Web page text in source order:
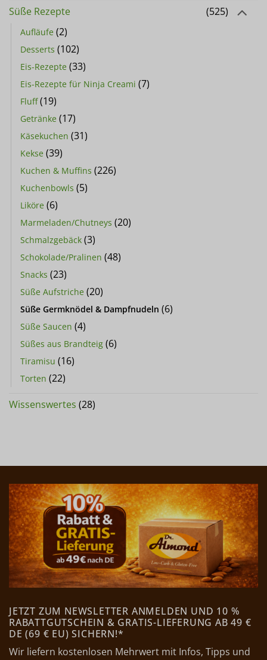
Süße Rezepte
(525)
Aufläufe (2)
Desserts (102)
Eis-Rezepte (33)
Eis-Rezepte für Ninja Creami (7)
Fluff(19)
Getränke (17)
Käsekuchen (31)
Kekse (39)
Kuchen & Muffins (226)
Kuchenbowls (5)
Liköre (6)
Marmeladen/Chutneys (20)
Schmalzgebäck (3)
Schokolade/Pralinen (48)
Snacks (23)
Süße Aufstriche (20)
Süße Germknödel & Dampfnudeln (6)
Süße Saucen (4)
Süßes aus Brandteig (6)
Tiramisu (16)
Torten (22)
Wissenswertes (28)
JETZT ZUM NEWSLETTER ANMELDEN UND 10 %
RABATTGUTSCHEIN & GRATIS-LIEFERUNG AB 49 €
DE (69 € EU) SICHERN!*
Wir liefern kostenlosen Mehrwert mit Infos, Tipps und